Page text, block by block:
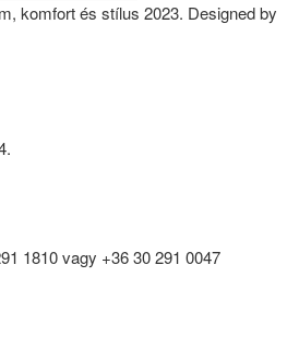
komfort és stílus 2023. Designed by
1810 vagy +36 30 291 0047